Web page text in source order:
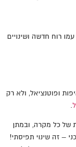
לתוקף בספטמבר 2019, מביא עמו רוח חדשה ושינויים
ופוטנציאל, ולא רק
.
של כל מקרה, ובמתן
– זה שינוי תפיסתי!